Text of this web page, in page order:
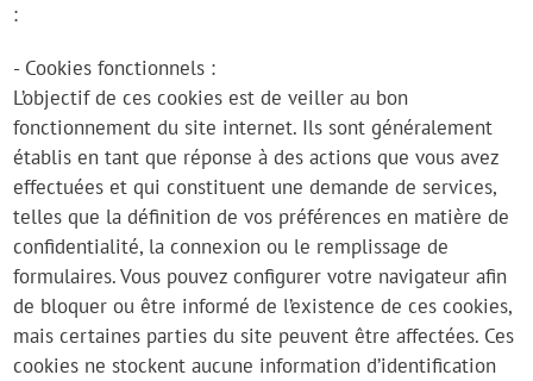
:
- Cookies fonctionnels :
L’objectif de ces cookies est de veiller au bon
fonctionnement du site internet. Ils sont généralement
établis en tant que réponse à des actions que vous avez
effectuées et qui constituent une demande de services,
telles que la définition de vos préférences en matière de
confidentialité, la connexion ou le remplissage de
formulaires. Vous pouvez configurer votre navigateur afin
de bloquer ou être informé de l’existence de ces cookies,
mais certaines parties du site peuvent être affectées. Ces
cookies ne stockent aucune information d’identification